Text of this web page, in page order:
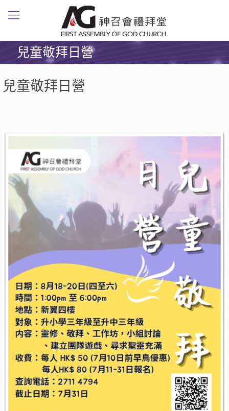
兒童敬拜日營
兒童敬拜日營